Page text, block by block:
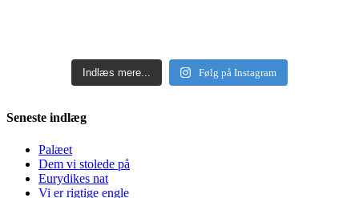
Indlæs mere... Følg på Instagram
Seneste indlæg
Palæet
Dem vi stolede på
Eurydikes nat
Vi er rigtige engle